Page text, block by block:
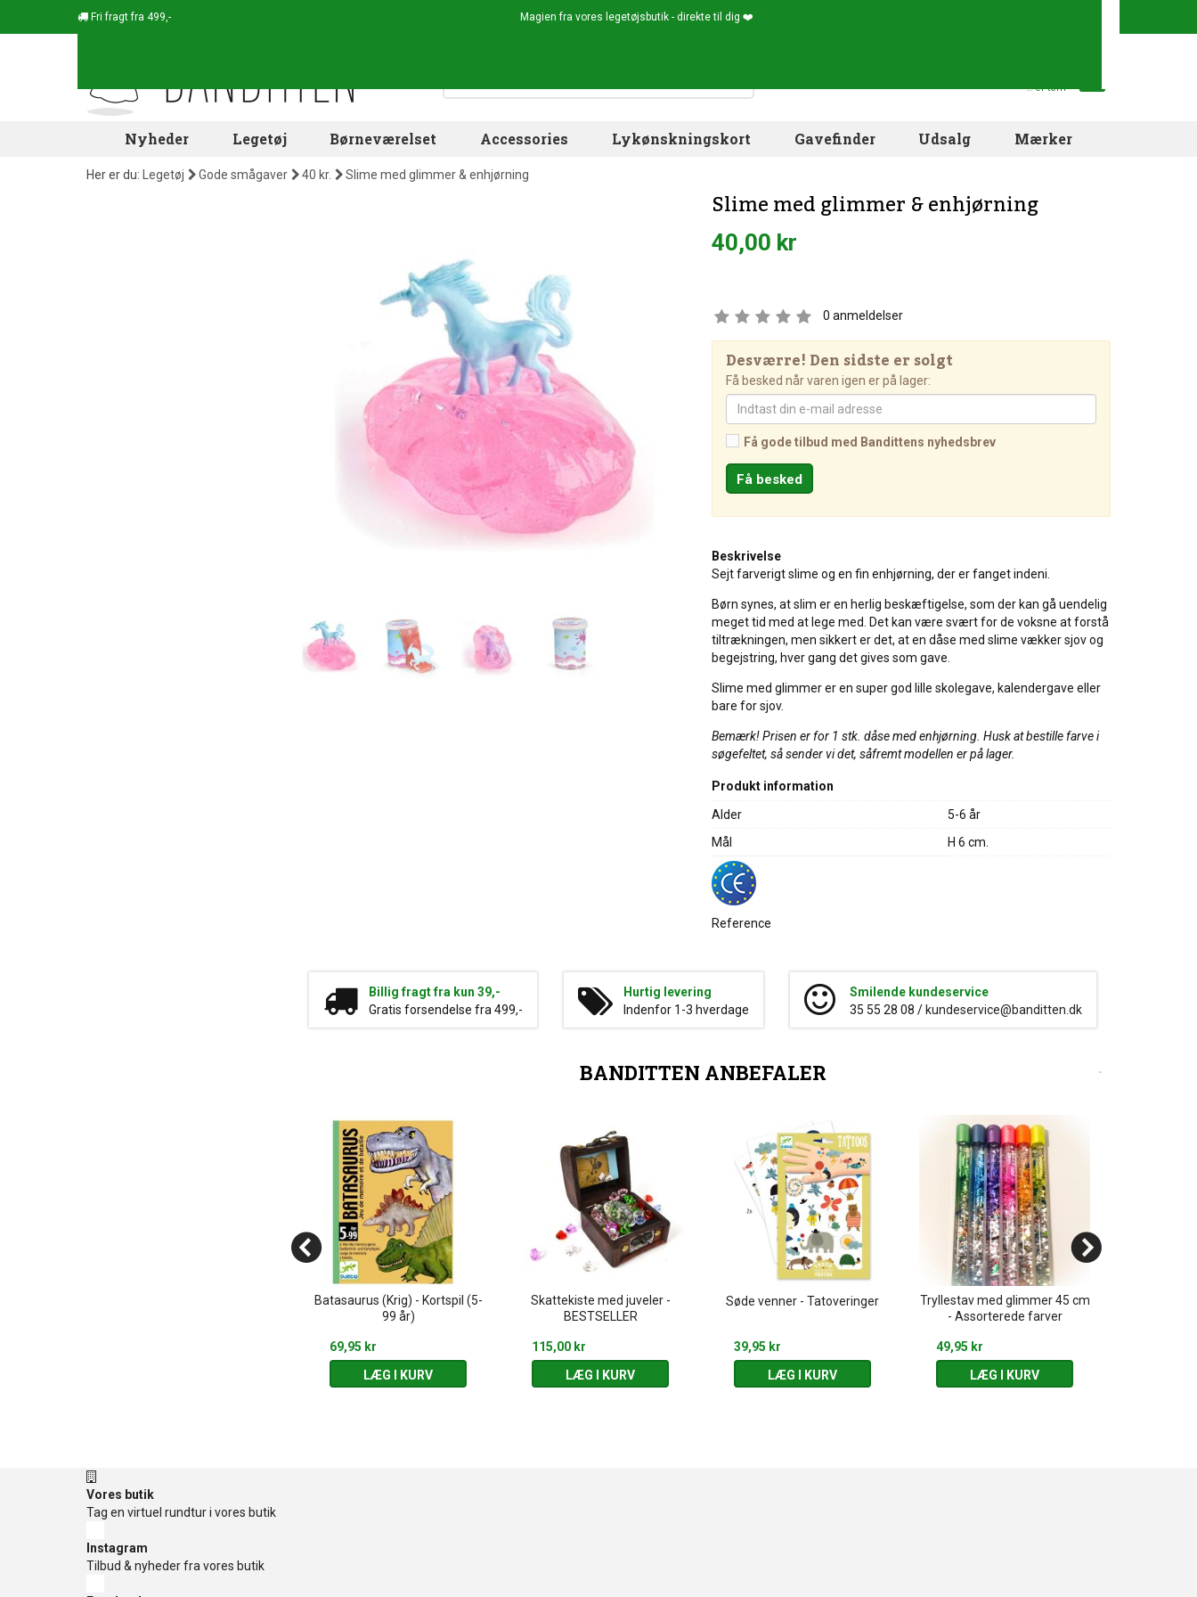
Fri fragt fra 499,- Magien fra vores legetøjsbutik - direkte til dig ❤️
.. er tom
Nyheder Legetøj Børneværelset Accessories Lykønskningskort Gavefinder Udsalg Mærker
Her er du: Legetøj Gode smågaver 40 kr. Slime med glimmer & enhjørning
Slime med glimmer & enhjørning
40,00 kr
0 anmeldelser
Desværre! Den sidste er solgt
Få besked når varen igen er på lager:
Få gode tilbud med Bandittens nyhedsbrev
Beskrivelse
Sejt farverigt slime og en fin enhjørning, der er fanget indeni.
Børn synes, at slim er en herlig beskæftigelse, som der kan gå uendelig
meget tid med at lege med. Det kan være svært for de voksne at forstå
tiltrækningen, men sikkert er det, at en dåse med slime vækker sjov og
begejstring, hver gang det gives som gave.
Slime med glimmer er en super god lille skolegave, kalendergave eller
bare for sjov.
Bemærk! Prisen er for 1 stk. dåse med enhjørning. Husk at bestille farve i
søgefeltet, så sender vi det, såfremt modellen er på lager.
Produkt information
Alder
5-6 år
Mål
H 6 cm.
Reference
Billig fragt fra kun 39,-
Gratis forsendelse fra 499,-
Hurtig levering
Indenfor 1-3 hverdage
Smilende kundeservice
35 55 28 08 / kundeservice@banditten.dk
BANDITTEN ANBEFALER
Batasaurus (Krig) - Kortspil (5-
99 år)
69,95 kr
LÆG I KURV
Skattekiste med juveler -
BESTSELLER
115,00 kr
LÆG I KURV
Søde venner - Tatoveringer
39,95 kr
LÆG I KURV
Tryllestav med glimmer 45 cm
- Assorterede farver
49,95 kr
LÆG I KURV
Vores butik
Tag en virtuel rundtur i vores butik
Instagram
Tilbud & nyheder fra vores butik